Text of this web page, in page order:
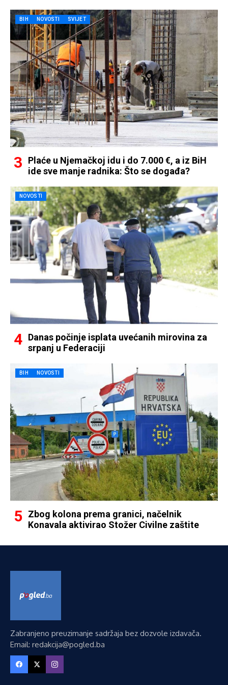
BIH NOVOSTI SVIJET
Plaće u Njemačkoj idu i do 7.000 €, a iz BiH
ide sve manje radnika: Što se događa?
NOVOSTI
Danas počinje isplata uvećanih mirovina za
srpanj u Federaciji
BIH NOVOSTI
Zbog kolona prema granici, načelnik
Konavala aktivirao Stožer Civilne zaštite
Zabranjeno preuzimanje sadržaja bez dozvole izdavača.
Email: redakcija@pogled.ba